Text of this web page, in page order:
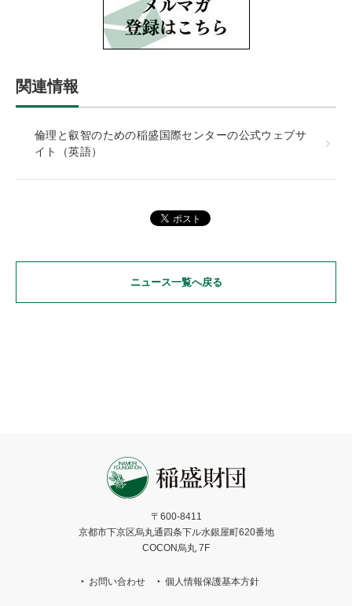
関連情報
倫理と叡智のための稲盛国際センターの公式ウェブサ
イト（英語）
ニュース一覧へ戻る
〒600-8411
京都市下京区烏丸通四条下ル水銀屋町620番地
COCON烏丸 7F
お問い合わせ 個人情報保護基本方針